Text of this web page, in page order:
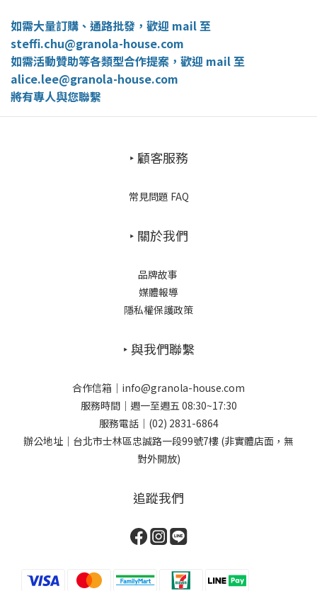
如需大量訂購、通路批發，歡迎 mail 至
steffi.chu@granola-house.com
如需活動贊助等各類型合作提案，歡迎 mail 至
alice.lee@granola-house.com
將有專人與您聯繫
‣ 顧客服務
常見問題 FAQ
‣ 關於我們
品牌故事
媒體報導
隱私權保護政策
‣ 與我們聯繫
合作信箱｜info@granola-house.com
服務時間｜週一至週五 08:30~17:30
服務電話｜(02) 2831-6864
辦公地址｜台北市士林區忠誠路一段99號7樓 (非實體店面，無
對外開放)
追蹤我們